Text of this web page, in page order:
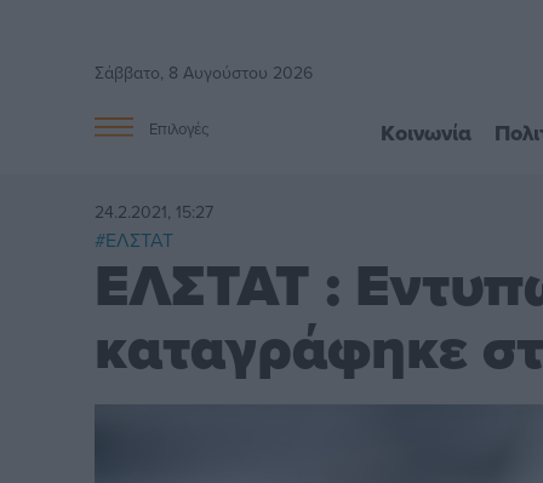
Σάββατο, 8 Αυγούστου 2026
Επιλογές Κοινωνία
24.2.2021, 15:27
#ΕΛΣΤΑΤ
ΕΛΣΤΑΤ :
καταγράφηκε